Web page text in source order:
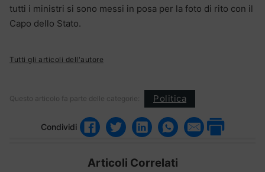
tutti i ministri si sono messi in posa per la foto di rito con il
Capo dello Stato.
Tutti gli articoli dell'autore
Questo articolo fa parte delle categorie: Politica
Condividi
Articoli Correlati